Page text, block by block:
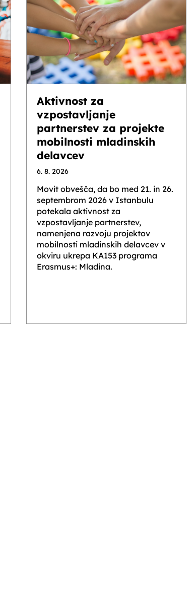
Aktivnost za
vzpostavljanje
partnerstev za projekte
mobilnosti mladinskih
delavcev
6. 8. 2026
Movit obvešča, da bo med 21. in 26.
septembrom 2026 v Istanbulu
potekala aktivnost za
vzpostavljanje partnerstev,
namenjena razvoju projektov
mobilnosti mladinskih delavcev v
okviru ukrepa KA153 programa
Erasmus+: Mladina.